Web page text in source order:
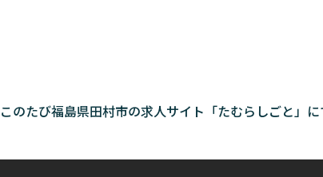
のたび福島県田村市の求人サイト「たむらしごと」